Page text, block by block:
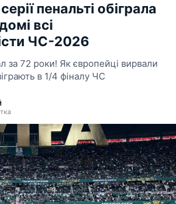
пенальті обіграла
всі
ЧС-2026
за 72 роки! Як європейці вирвали
в 1/4 фіналу ЧС